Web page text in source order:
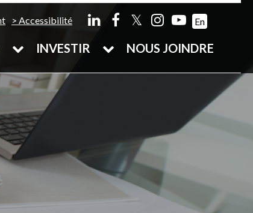
Accessibilité 𝕏 En
INVESTIR NOUS JOINDRE